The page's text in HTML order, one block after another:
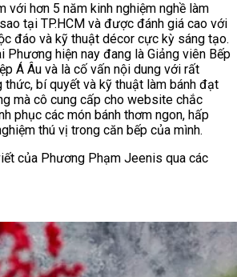
với hơn 5 năm kinh nghiệm nghề làm
tại TP.HCM và được đánh giá cao với
đáo và kỹ thuật décor cực kỳ sáng tạo.
Phương hiện nay đang là Giảng viên Bếp
Á Âu và là cố vấn nội dung với rất
thức, bí quyết và kỹ thuật làm bánh đạt
mà cô cung cấp cho website chắc
phục các món bánh thơm ngon, hấp
thú vị trong căn bếp của mình.
của Phương Phạm Jeenis qua các